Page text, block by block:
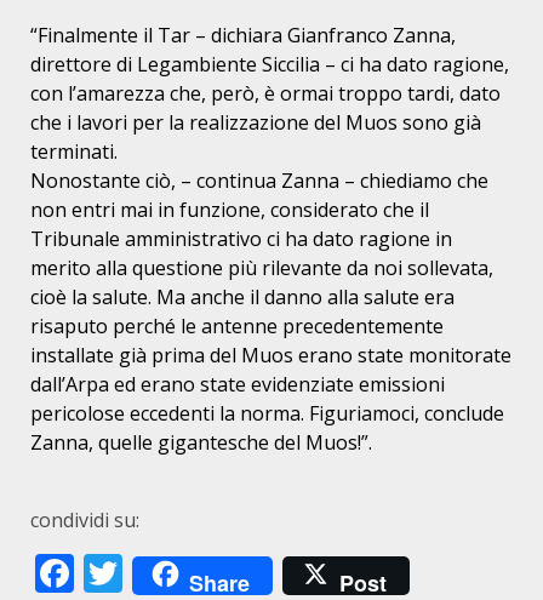
“Finalmente il Tar – dichiara Gianfranco Zanna,
direttore di Legambiente Siccilia – ci ha dato ragione,
con l’amarezza che, però, è ormai troppo tardi, dato
che i lavori per la realizzazione del Muos sono già
terminati.
Nonostante ciò, – continua Zanna – chiediamo che
non entri mai in funzione, considerato che il
Tribunale amministrativo ci ha dato ragione in
merito alla questione più rilevante da noi sollevata,
cioè la salute. Ma anche il danno alla salute era
risaputo perché le antenne precedentemente
installate già prima del Muos erano state monitorate
dall’Arpa ed erano state evidenziate emissioni
pericolose eccedenti la norma. Figuriamoci, conclude
Zanna, quelle gigantesche del Muos!”.
condividi su:
Facebook
Twitter
Share Post